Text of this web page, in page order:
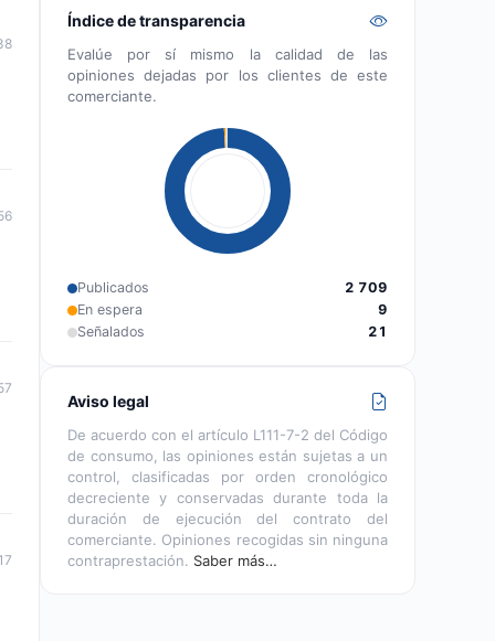
Índice de transparencia
Evalúe por sí mismo la calidad de las
opiniones dejadas por los clientes de este
comerciante.
Publicados
2 709
En espera
9
Señalados
21
Aviso legal
De acuerdo con el artículo L111-7-2 del Código
de consumo, las opiniones están sujetas a un
control, clasificadas por orden cronológico
decreciente y conservadas durante toda la
duración de ejecución del contrato del
comerciante. Opiniones recogidas sin ninguna
contraprestación. Saber más…